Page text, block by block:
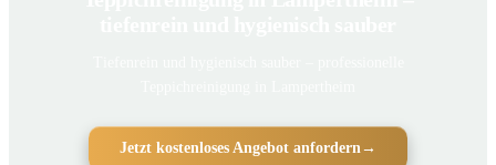
Jetzt kostenloses Angebot anfordern →